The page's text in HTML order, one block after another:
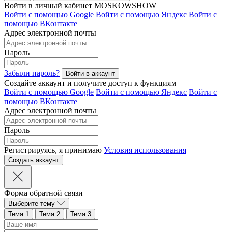
Войти в личный кабинет MOSKOWSHOW
Войти с помощью Google Войти с помощью Яндекс Войти с
помощью ВКонтакте
Адрес электронной почты
Пароль
Забыли пароль?
Создайте аккаунт и получите доступ к функциям
Войти с помощью Google Войти с помощью Яндекс Войти с
помощью ВКонтакте
Адрес электронной почты
Пароль
Регистрируясь, я принимаю Условия использования
Форма обратной связи
Выберите тему
Тема 1
Тема 2 Тема 3